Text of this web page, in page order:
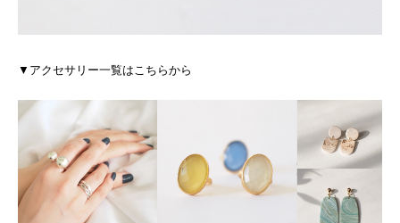
▼アクセサリー一覧はこちらから